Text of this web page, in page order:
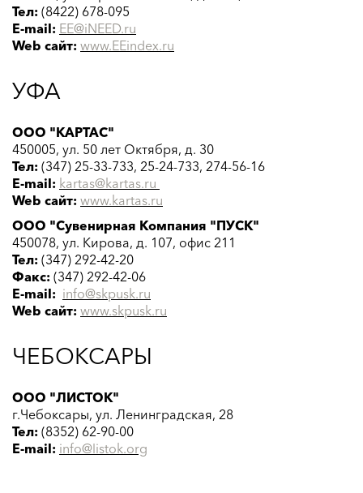
Тел: (8422) 678-095
E-mail: EE@iNEED.ru
Web сайт: www.EEindex.ru
УФА
ООО "КАРТАС"
450005, ул. 50 лет Октября, д. 30
Тел: (347) 25-33-733, 25-24-733, 274-56-16
E-mail: kartas@kartas.ru
Web сайт: www.kartas.ru
ООО "Сувенирная Компания "ПУСК"
450078, ул. Кирова, д. 107, офис 211
Тел: (347) 292-42-20
Факс: (347) 292-42-06
E-mail: info@skpusk.ru
Web сайт: www.skpusk.ru
ЧЕБОКСАРЫ
ООО "ЛИСТОК"
г.Чебоксары, ул. Ленинградская, 28
Тел: (8352) 62-90-00
E-mail: info@listok.org